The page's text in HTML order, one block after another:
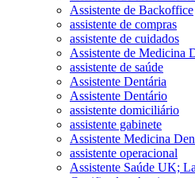
Assistente de Backoffice
assistente de compras
assistente de cuidados
Assistente de Medicina
assistente de saúde
Assistente Dentária
Assistente Dentário
assistente domiciliário
assistente gabinete
Assistente Medicina
assistente operacional
Assistente Saúde UK;